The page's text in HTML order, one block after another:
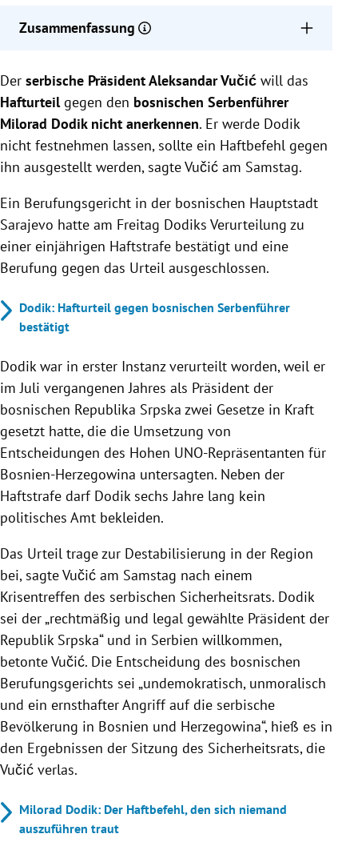
Zusammenfassung
gegen den bosnischen Serbenführer Dodik nicht an
und will ihn nicht ausliefern.
Dodik wurde wegen der Missachtung von
Entscheidungen des Hohen UNO-Repräsentanten
zu einer einjährigen Haftstrafe und sechs Jahren
Politikverbot verurteilt.
Das Urteil sorgt laut Vučić und Dodik für
Destabilisierung in der Region und wird von Dodik
als politisch motiviert bezeichnet.
Der serbische Präsident Aleksandar Vučić will das
Hafturteilgegen den bosnischen Serbenführer
Milorad Dodik nicht anerkennen. Er werde Dodik
nicht festnehmen lassen, sollte ein Haftbefehl gegen
ihn ausgestellt werden, sagte Vučić am Samstag.
Ein Berufungsgericht in der bosnischen Hauptstadt
Sarajevo hatte am Freitag Dodiks Verurteilung zu
einer einjährigen Haftstrafe bestätigt und eine
Berufung gegen das Urteil ausgeschlossen.
Dodik: Hafturteil gegen bosnischen Serbenführer
bestätigt
Dodik war in erster Instanz verurteilt worden, weil er
im Juli vergangenen Jahres als Präsident der
bosnischen Republika Srpska zwei Gesetze in Kraft
gesetzt hatte, die die Umsetzung von
Entscheidungen des Hohen UNO-Repräsentanten für
Bosnien-Herzegowina untersagten. Neben der
Haftstrafe darf Dodik sechs Jahre lang kein
politisches Amt bekleiden.
Das Urteil trage zur Destabilisierung in der Region
bei, sagte Vučić am Samstag nach einem
Krisentreffen des serbischen Sicherheitsrats. Dodik
sei der „rechtmäßig und legal gewählte Präsident der
Republik Srpska“ und in Serbien willkommen,
betonte Vučić. Die Entscheidung des bosnischen
Berufungsgerichts sei „undemokratisch, unmoralisch
und ein ernsthafter Angriff auf die serbische
Bevölkerung in Bosnien und Herzegowina“, hieß es in
den Ergebnissen der Sitzung des Sicherheitsrats, die
Vučić verlas.
Milorad Dodik: Der Haftbefehl, den sich niemand
auszuführen traut